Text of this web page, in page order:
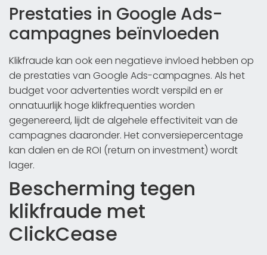
Prestaties in Google Ads-
campagnes beïnvloeden
Klikfraude kan ook een negatieve invloed hebben op
de prestaties van Google Ads-campagnes. Als het
budget voor advertenties wordt verspild en er
onnatuurlijk hoge klikfrequenties worden
gegenereerd, lijdt de algehele effectiviteit van de
campagnes daaronder. Het conversiepercentage
kan dalen en de ROI (return on investment) wordt
lager.
Bescherming tegen
klikfraude met
ClickCease